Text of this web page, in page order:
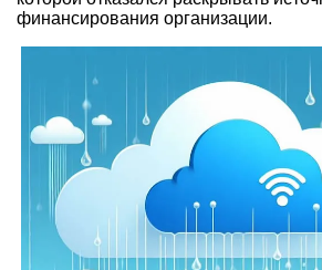
финансирования организации.